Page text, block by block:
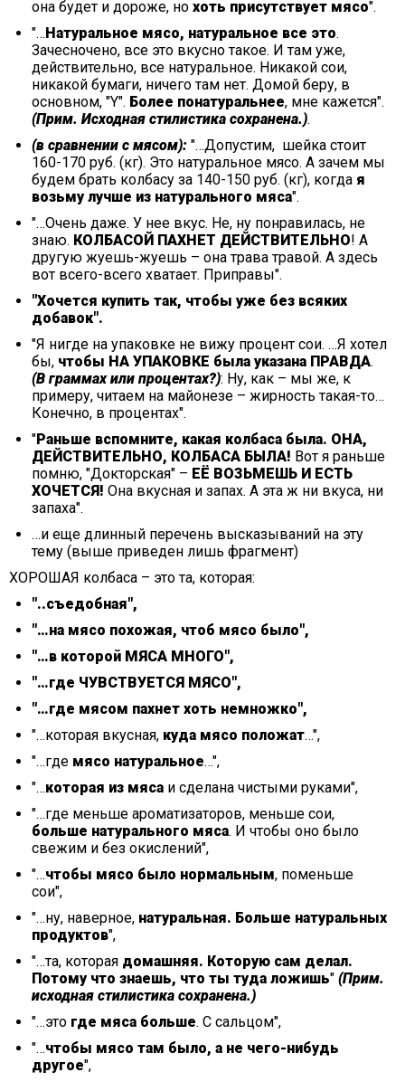
она будет и дороже, но хоть присутствует мясо".
"…Натуральное мясо, натуральное все это.
Зачесночено, все это вкусно такое. И там уже,
действительно, все натуральное. Никакой сои,
никакой бумаги, ничего там нет. Домой беру, в
основном, "Y". Более понатуральнее, мне кажется".
(Прим. Исходная стилистика сохранена.).
(в сравнении с мясом): "…Допустим, шейка стоит
160-170 руб. (кг). Это натуральное мясо. А зачем мы
будем брать колбасу за 140-150 руб. (кг), когда я
возьму лучше из натурального мяса".
"…Очень даже. У нее вкус. Не, ну понравилась, не
знаю. КОЛБАСОЙ ПАХНЕТ ДЕЙСТВИТЕЛЬНО! А
другую жуешь-жуешь – она трава травой. А здесь
вот всего-всего хватает. Приправы".
"Хочется купить так, чтобы уже без всяких
добавок".
"Я нигде на упаковке не вижу процент сои. …Я хотел
бы, чтобы НА УПАКОВКЕ была указана ПРАВДА.
(В граммах или процентах?): Ну, как – мы же, к
примеру, читаем на майонезе – жирность такая-то…
Конечно, в процентах".
"Раньше вспомните, какая колбаса была. ОНА,
ДЕЙСТВИТЕЛЬНО, КОЛБАСА БЫЛА! Вот я раньше
помню, "Докторская" – ЕЁ ВОЗЬМЕШЬ И ЕСТЬ
ХОЧЕТСЯ! Она вкусная и запах. А эта ж ни вкуса, ни
запаха".
…и еще длинный перечень высказываний на эту
тему (выше приведен лишь фрагмент)
ХОРОШАЯ колбаса – это та, которая:
"..съедобная",
"…на мясо похожая, чтоб мясо было",
"…в которой МЯСА МНОГО",
"…где ЧУВСТВУЕТСЯ МЯСО",
"…где мясом пахнет хоть немножко",
"…которая вкусная, куда мясо положат…",
"…где мясо натуральное…",
"…которая из мяса и сделана чистыми руками",
"…где меньше ароматизаторов, меньше сои,
больше натурального мяса. И чтобы оно было
свежим и без окислений",
"…чтобы мясо было нормальным, поменьше
сои",
"…ну, наверное, натуральная. Больше натуральных
продуктов",
"…та, которая домашняя. Которую сам делал.
Потому что знаешь, что ты туда ложишь" (Прим.
исходная стилистика сохранена.)
"…это где мяса больше. С сальцом",
"…чтобы мясо там было, а не чего-нибудь
другое",